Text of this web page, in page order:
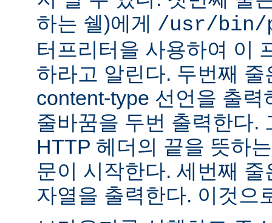
하는 쉘)에게 /usr/bin/
터프리터을 사용하여 이
하라고 알린다. 두번째 줄
content-type 선언을 출
줄바꿈을 두번 출력한다.
HTTP 헤더의 끝을 뜻하
문이 시작한다. 세번째
자열을 출력한다. 이것으